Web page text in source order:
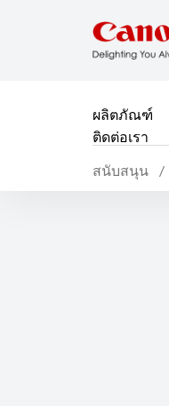
ผลิตภัณฑ์
ติดต่อเรา
สนับสนุน